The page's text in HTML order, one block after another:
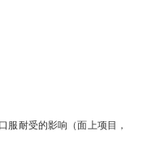
服耐受的影响（面上项目，